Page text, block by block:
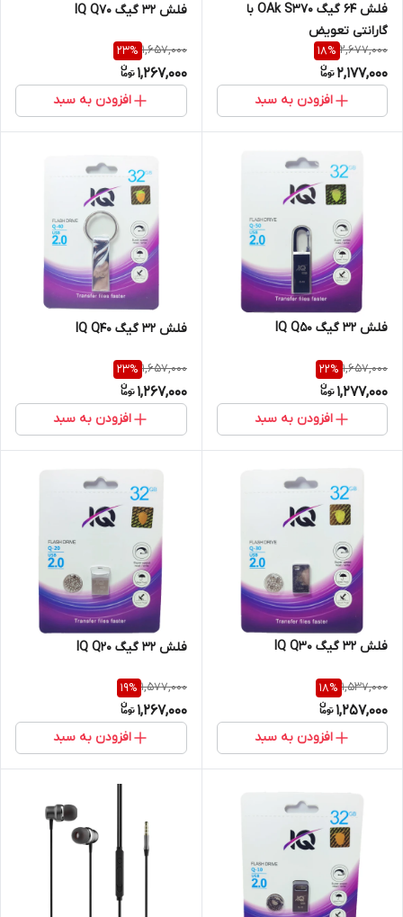
فلش 64 گیگ OAk S370 با
گارانتی تعویض
2,677,000
18%
2,177,000
افزودن به سبد
فلش 32 گیگ IQ Q70
1,657,000
23%
1,267,000
افزودن به سبد
فلش 32 گیگ IQ Q50
1,657,000
22%
1,277,000
افزودن به سبد
فلش 32 گیگ IQ Q40
1,657,000
23%
1,267,000
افزودن به سبد
فلش 32 گیگ IQ Q30
1,537,000
18%
1,257,000
افزودن به سبد
فلش 32 گیگ IQ Q20
1,577,000
19%
1,267,000
افزودن به سبد